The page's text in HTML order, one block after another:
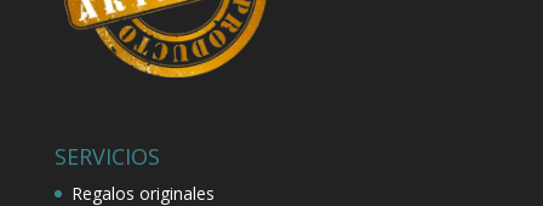
SERVICIOS
Regalos originales